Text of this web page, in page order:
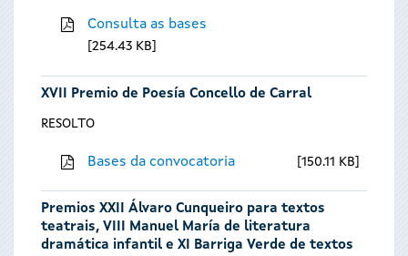
Consulta as bases
254.43 KB
XVII Premio de Poesía Concello de Carral
RESOLTO
Bases da convocatoria 150.11 KB
Premios XXII Álvaro Cunqueiro para textos
teatrais, VIII Manuel María de literatura
dramática infantil e XI Barriga Verde de textos